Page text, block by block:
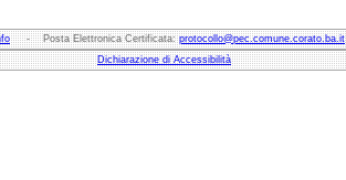
- Posta Elettronica Certificata:protocollo@pec.comune.corato.ba.it
Dichiarazione di Accessibilità